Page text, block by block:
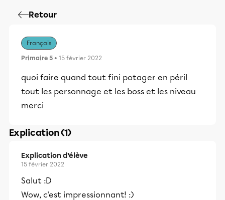
Retour
Français
Primaire 5 • 15 février 2022
quoi faire quand tout fini potager en péril
tout les personnage et les boss et les niveau
merci
Explication (1)
Explication d’élève
15 février 2022
Salut :D
Wow, c'est impressionnant! :)